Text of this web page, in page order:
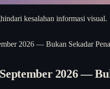
kesalahan informasi visual.
2026 — Bukan Sekadar
2026 —